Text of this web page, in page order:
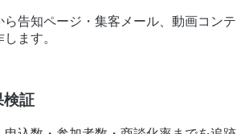
ら告知ページ・集客メール、動画コンテ
ます。
検証